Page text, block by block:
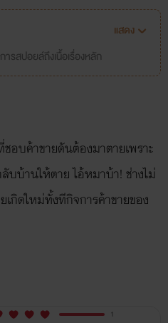
แสดง
ารสปอยล์ถึงเนื้อเรื่องหลัก
อบค้าขายดันต้องมาตายเพราะ
บบ้านให้ตาย ไอ้หมาบ้า! ช่างไม่
เกิดใหม่ทั้งทีกิจการค้าขายของ
1